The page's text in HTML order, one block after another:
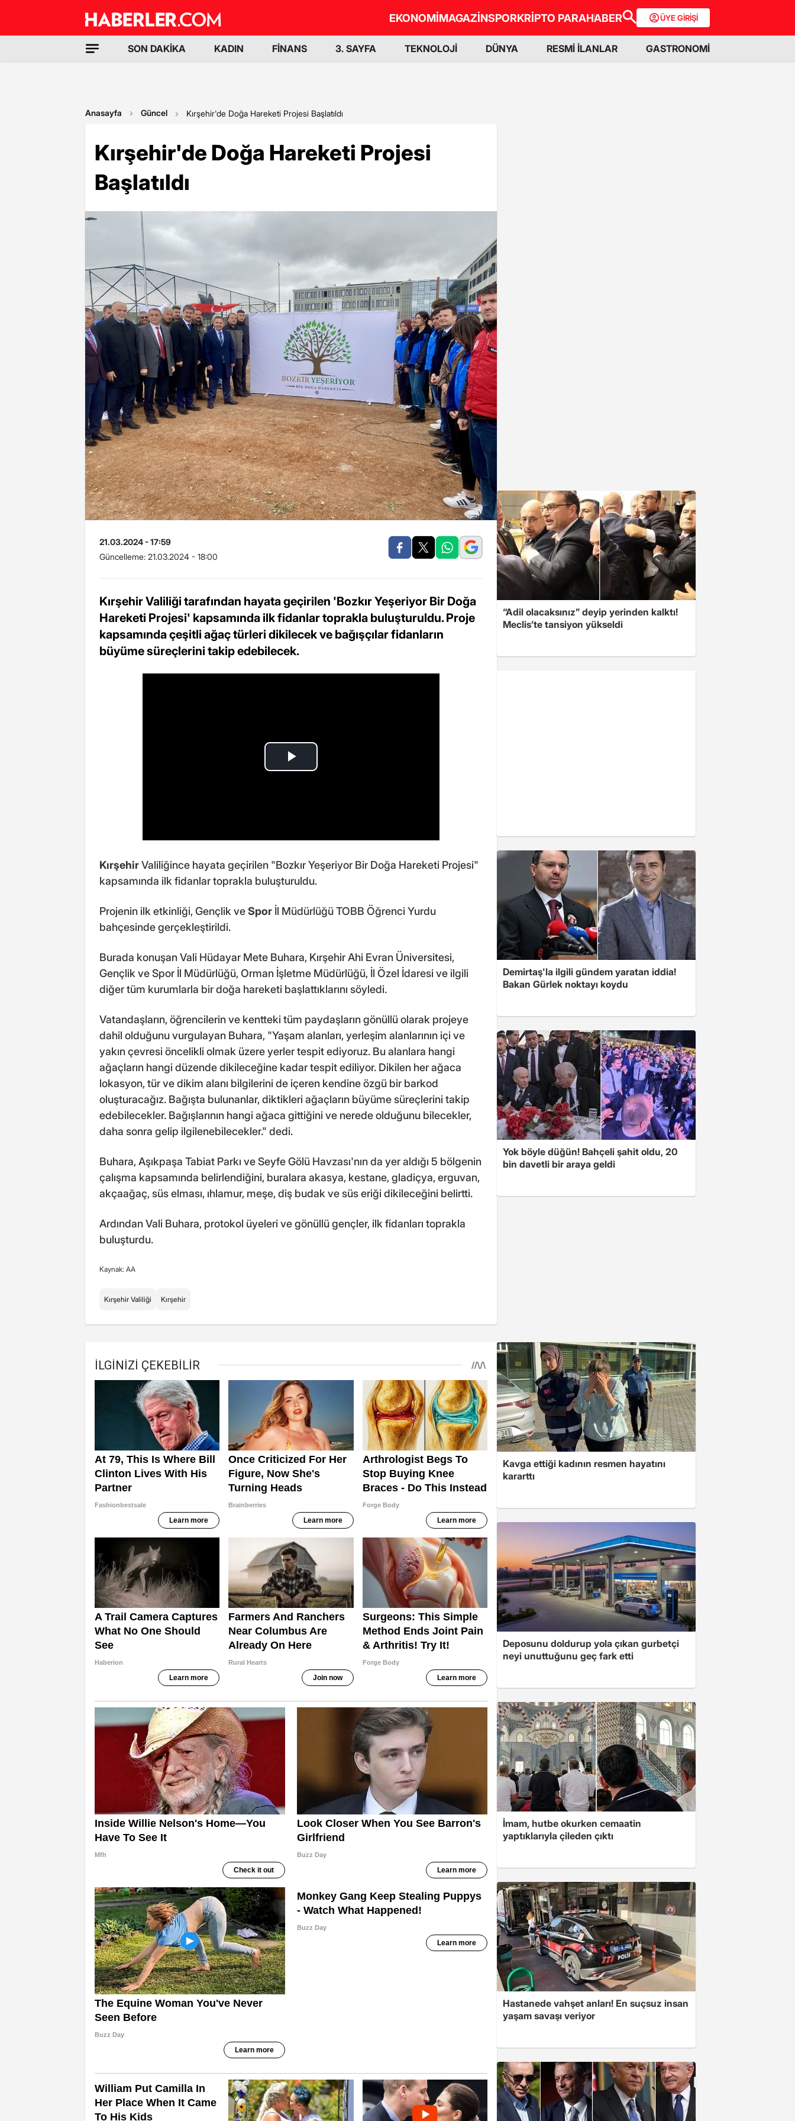
EKONOMİMAGAZİNSPORKRİPTO PARAHABER ÜYE GİRİŞİ
SON DAKİKA KADIN FİNANS 3. SAYFA TEKNOLOJİ DÜNYA RESMİ İLANLAR GASTRONOMİ
Anasayfa Güncel Kırşehir'de Doğa Hareketi Projesi Başlatıldı
Kırşehir'de Doğa Hareketi Projesi
Başlatıldı
21.03.2024 - 17:59
Güncelleme: 21.03.2024 - 18:00
Kırşehir Valiliği tarafından hayata geçirilen 'Bozkır Yeşeriyor Bir Doğa
Hareketi Projesi' kapsamında ilk fidanlar toprakla buluşturuldu. Proje
kapsamında çeşitli ağaç türleri dikilecek ve bağışçılar fidanların
büyüme süreçlerini takip edebilecek.
KırşehirValiliğince hayata geçirilen "Bozkır Yeşeriyor Bir Doğa Hareketi Projesi"
kapsamında ilk fidanlar toprakla buluşturuldu.
Projenin ilk etkinliği, Gençlik veSpor İl Müdürlüğü TOBB Öğrenci Yurdu
bahçesinde gerçekleştirildi.
Burada konuşan Vali Hüdayar Mete Buhara, Kırşehir Ahi Evran Üniversitesi,
Gençlik ve Spor İl Müdürlüğü, Orman İşletme Müdürlüğü, İl Özel İdaresi ve ilgili
diğer tüm kurumlarla bir doğa hareketi başlattıklarını söyledi.
Vatandaşların, öğrencilerin ve kentteki tüm paydaşların gönüllü olarak projeye
dahil olduğunu vurgulayan Buhara, "Yaşam alanları, yerleşim alanlarının içi ve
yakın çevresi öncelikli olmak üzere yerler tespit ediyoruz. Bu alanlara hangi
ağaçların hangi düzende dikileceğine kadar tespit ediliyor. Dikilen her ağaca
lokasyon, tür ve dikim alanı bilgilerini de içeren kendine özgü bir barkod
oluşturacağız. Bağışta bulunanlar, diktikleri ağaçların büyüme süreçlerini takip
edebilecekler. Bağışlarının hangi ağaca gittiğini ve nerede olduğunu bilecekler,
daha sonra gelip ilgilenebilecekler." dedi.
Buhara, Aşıkpaşa Tabiat Parkı ve Seyfe Gölü Havzası'nın da yer aldığı 5 bölgenin
çalışma kapsamında belirlendiğini, buralara akasya, kestane, gladiçya, erguvan,
akçaağaç, süs elması, ıhlamur, meşe, diş budak ve süs eriği dikileceğini belirtti.
Ardından Vali Buhara, protokol üyeleri ve gönüllü gençler, ilk fidanları toprakla
buluşturdu.
Kaynak: AA
Kırşehir Valiliği Kırşehir
“Adil olacaksınız” deyip yerinden kalktı!
Meclis’te tansiyon yükseldi
Demirtaş'la ilgili gündem yaratan iddia!
Bakan Gürlek noktayı koydu
Yok böyle düğün! Bahçeli şahit oldu, 20
bin davetli bir araya geldi
Kavga ettiği kadının resmen hayatını
kararttı
Deposunu doldurup yola çıkan gurbetçi
neyi unuttuğunu geç fark etti
İmam, hutbe okurken cemaatin
yaptıklarıyla çileden çıktı
Hastanede vahşet anları! En suçsuz insan
yaşam savaşı veriyor